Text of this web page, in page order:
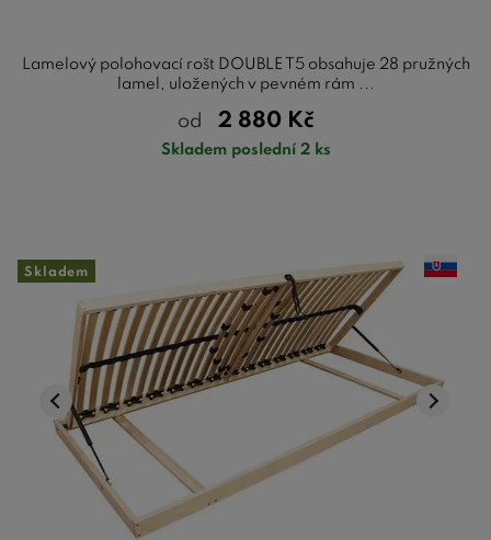
Lamelový polohovací rošt DOUBLE T5 obsahuje 28 pružných
lamel, uložených v pevném rám ...
od 2 880 Kč
Skladem poslední 2 ks
Skladem